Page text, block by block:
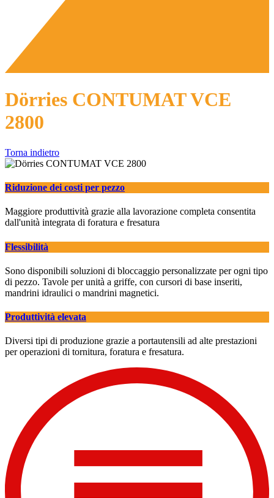
Dörries CONTUMAT VCE
2800
Torna indietro
Riduzione dei costi per pezzo
Maggiore produttività grazie alla lavorazione completa consentita
dall'unità integrata di foratura e fresatura
Flessibilità
Sono disponibili soluzioni di bloccaggio personalizzate per ogni tipo
di pezzo. Tavole per unità a griffe, con cursori di base inseriti,
mandrini idraulici o mandrini magnetici.
Produttività elevata
Diversi tipi di produzione grazie a portautensili ad alte prestazioni
per operazioni di tornitura, foratura e fresatura.